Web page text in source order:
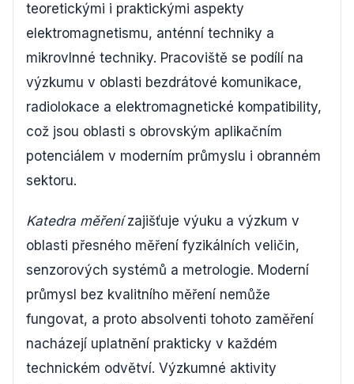
teoretickými i praktickými aspekty
elektromagnetismu, anténní techniky a
mikrovlnné techniky. Pracoviště se podílí na
výzkumu v oblasti bezdrátové komunikace,
radiolokace a elektromagnetické kompatibility,
což jsou oblasti s obrovským aplikačním
potenciálem v moderním průmyslu i obranném
sektoru.
Katedra měřenízajišťuje výuku a výzkum v
oblasti přesného měření fyzikálních veličin,
senzorových systémů a metrologie. Moderní
průmysl bez kvalitního měření nemůže
fungovat, a proto absolventi tohoto zaměření
nacházejí uplatnění prakticky v každém
technickém odvětví. Výzkumné aktivity